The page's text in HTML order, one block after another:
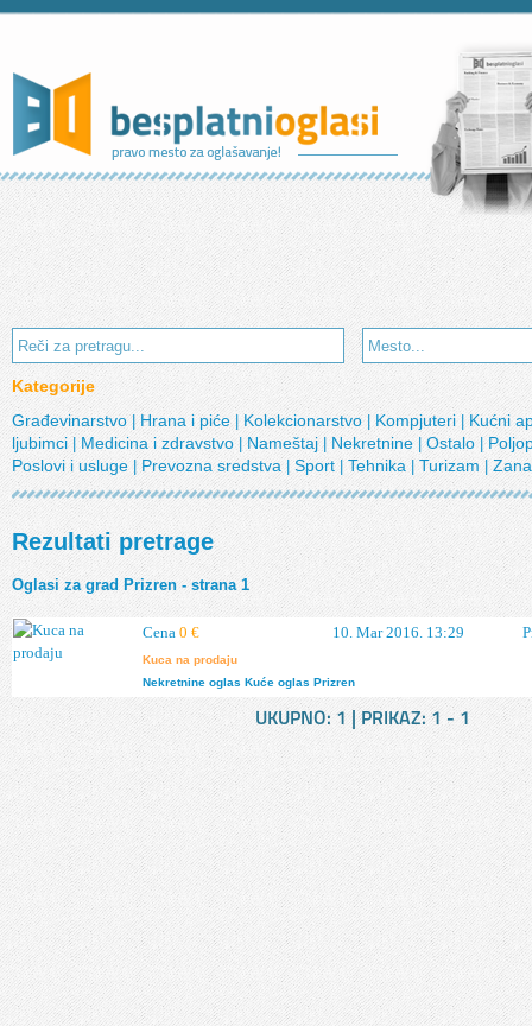
Kategorije
Građevinarstvo| Hrana i piće Kolekcionarstvo Kompjuteri | Kućni
ljubimci |Medicina i zdravstvo Nameštaj | Nekretnine Ostalo
Poslovi i usluge | Prevozna sredstva |Sport Tehnika Turizam
Rezultati pretrage
Oglasi za grad Prizren - strana 1
Cena 0 € 10. Mar 2016. 13:29
Kuca na prodaju
Nekretnine oglas Kuće oglas Prizren
UKUPNO: 1 | PRIKAZ:1 - 1